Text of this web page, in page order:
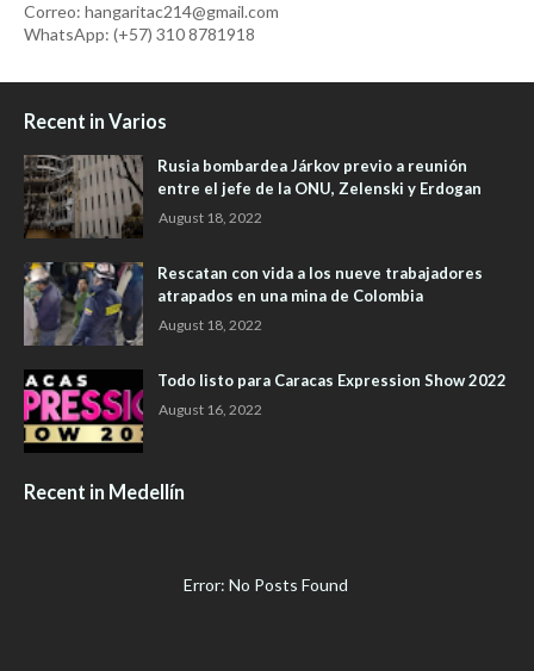
Correo: hangaritac214@gmail.com
WhatsApp: (+57) 310 8781918
Recent in Varios
Rusia bombardea Járkov previo a reunión
entre el jefe de la ONU, Zelenski y Erdogan
August 18, 2022
Rescatan con vida a los nueve trabajadores
atrapados en una mina de Colombia
August 18, 2022
Todo listo para Caracas Expression Show 2022
August 16, 2022
Recent in Medellín
Error: No Posts Found